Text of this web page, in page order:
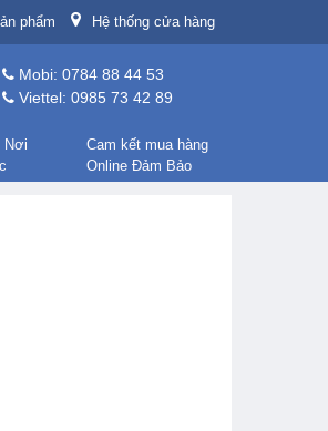
phẩm Hệ thống cửa hàng
Mobi: 0784 88 44 53
Viettel: 0985 73 42 89
Nơi
Cam kết mua hàng
Online Đảm Bảo